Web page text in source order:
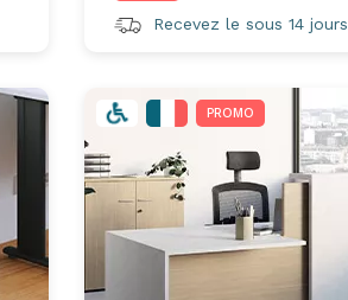
Recevez le sous 14 jours
PROMO